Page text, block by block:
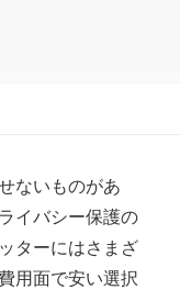
ないものがあ
イバシー保護の
ターにはさまざ
用面で安い選択